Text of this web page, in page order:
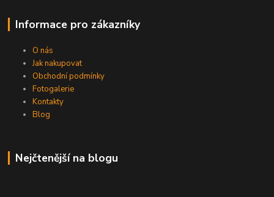
Informace pro zákazníky
O nás
Jak nakupovat
Obchodní podmínky
Fotogalerie
Kontakty
Blog
Nejčtenější na blogu